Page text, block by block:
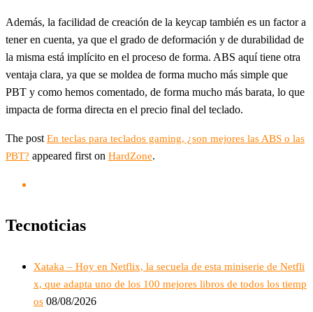
Además, la facilidad de creación de la keycap también es un factor a
tener en cuenta, ya que el grado de deformación y de durabilidad de
la misma está implícito en el proceso de forma. ABS aquí tiene otra
ventaja clara, ya que se moldea de forma mucho más simple que
PBT y como hemos comentado, de forma mucho más barata, lo que
impacta de forma directa en el precio final del teclado.
The post En teclas para teclados gaming, ¿son mejores las ABS o las
PBT? appeared first on HardZone.
Tecnoticias
Xataka – Hoy en Netflix, la secuela de esta miniserie de Netfli
x, que adapta uno de los 100 mejores libros de todos los tiemp
os 08/08/2026